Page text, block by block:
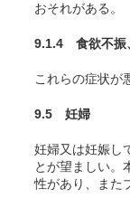
おそれがある。
9.1.4 食欲不振
これらの症状が
9.5 妊婦
妊婦又は妊娠し
とが望ましい。
性があり、また